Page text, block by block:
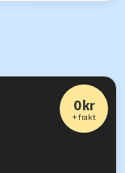
0 kr
+ frakt